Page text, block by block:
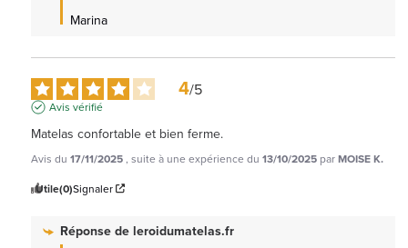
Marina
4/5
Avis vérifié
Matelas confortable et bien ferme.
Avis du 17/11/2025, suite à une expérience du 13/10/2025 parMOISE K.
Utile(0)Signaler
Réponse deleroidumatelas.fr